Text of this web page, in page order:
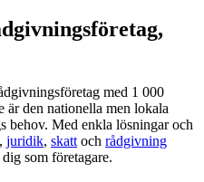
med 1 000
är den nationella men lokala
behov. Med enkla lösningar och
, juridik, skatt och rådgivning
som företagare.